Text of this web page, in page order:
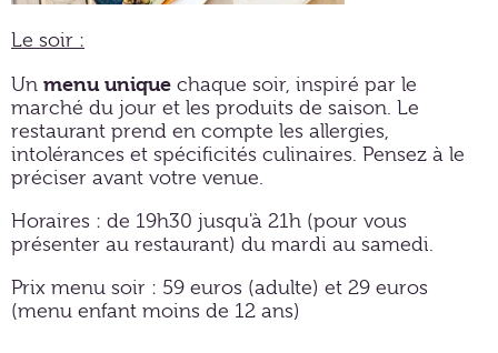
Le soir :
Un menu unique chaque soir, inspiré par le
marché du jour et les produits de saison. Le
restaurant prend en compte les allergies,
intolérances et spécificités culinaires. Pensez à le
préciser avant votre venue.
Horaires : de 19h30 jusqu'à 21h (pour vous
présenter au restaurant) du mardi au samedi.
Prix menu soir : 59 euros (adulte) et 29 euros
(menu enfant moins de 12 ans)